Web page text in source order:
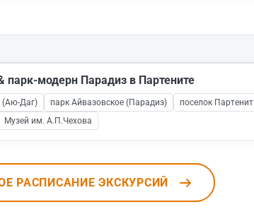
парк-модерн Парадиз в Партените
(Аю-Даг) парк Айвазовское (Парадиз)
поселок Партенит
Музей им. А.П.Чехова
РАСПИСАНИЕ ЭКСКУРСИЙ